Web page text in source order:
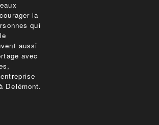
la
qui
aussi
avec
Delémont.